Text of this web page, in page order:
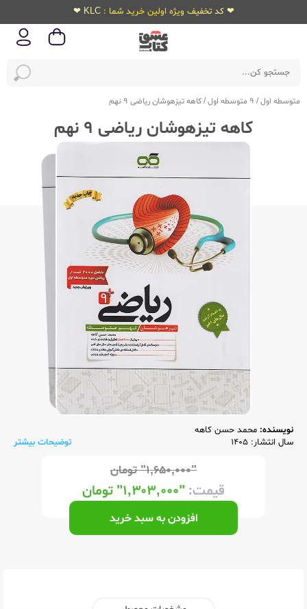
❤ کد تخفیف ویژه اولین خرید شما : KLC ❤
متوسطه اول/ 9 متوسطه اول /کاهه تیزهوشان ریاضی 9 نهم
کاهه تیزهوشان ریاضی 9 نهم
نویسنده: محمد حسن کاهه
سال انتشار: 1405
توضیحات بیشتر
"۱,۶۵۰,۰۰۰" تومان
قیمت: "۱,۳۰۳,۰۰۰" تومان
افزودن به سبد خرید